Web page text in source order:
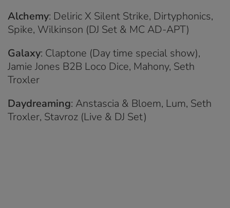
Alchemy: Deliric X Silent Strike, Dirtyphonics,
Spike, Wilkinson (DJ Set & MC AD-APT)
Galaxy: Claptone (Day time special show),
Jamie Jones B2B Loco Dice, Mahony, Seth
Troxler
Daydreaming: Anstascia & Bloem, Lum, Seth
Troxler, Stavroz (Live & DJ Set)